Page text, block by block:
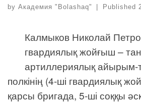
by Академия "Bolashaq" | Published
Калмыков Николай
гвардиялық жойғыш –
артиллериялық айырым-
полкінің (4-ші гвардиялық
қарсы бригада, 5-ші соққы